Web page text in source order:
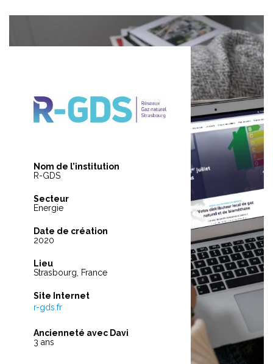
Nom de l’institution
R-GDS
Secteur
Energie
Date de création
2020
Lieu
Strasbourg, France
Site Internet
r-gds.fr
Ancienneté avec Davi
3 ans